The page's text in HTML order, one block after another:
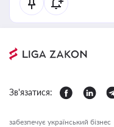
Зв'язатися:
забезпечує український бізнес